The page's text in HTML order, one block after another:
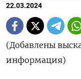
22.03.2024
(Добавлены
информация)